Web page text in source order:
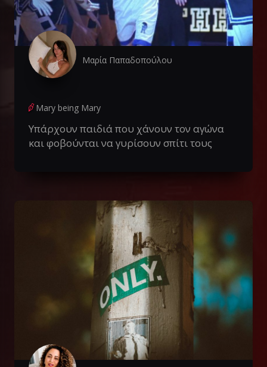
Μαρία Παπαδοπούλου
Mary being Mary
Υπάρχουν παιδιά που χάνουν τον αγώνα
και φοβούνται να γυρίσουν σπίτι τους